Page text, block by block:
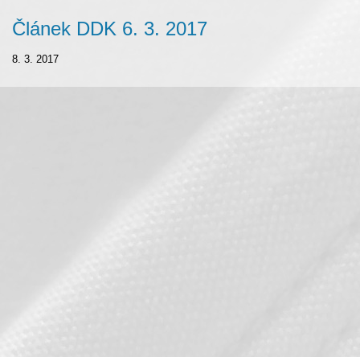
Článek DDK 6. 3. 2017
8. 3. 2017